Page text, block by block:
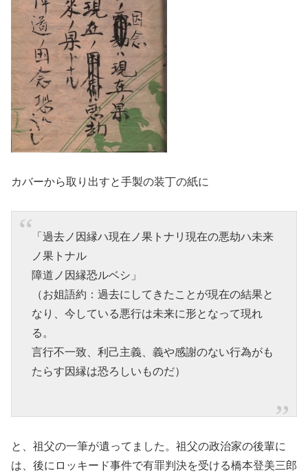
カバーから取り出すと手製の装丁の紙に
「過去ノ因縁ハ現在ノ果トナリ現在の悪劫ハ未来
ノ果トナル
障道ノ因縁恐ルベシ」
（お姐語約：過去にしてきたことが現在の結果と
なり、今している悪行は未来に形となって現れ
る。
言行不一致、利己主義、義や感謝のない行為がも
たらす因縁は恐ろしいものだ）
と、祖父の一筆が遺ってました。祖父の政治家の後輩に
は、後にロッキード事件で有罪判決を受ける橋本登美三郎